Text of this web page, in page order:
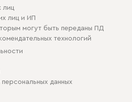
лиц
лиц и ИП
могут быть переданы ПД
технологий
данных